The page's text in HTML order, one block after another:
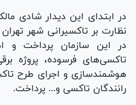
در ابتدای این دیدار شادی
نظارت بر تاکسیرانی شهر
در این سازمان پرداخت و
تاکسی‌های فرسوده، پروژه
هوشمندسازی و اجرای طرح
رانندگان تاکسی و... پرداخت.